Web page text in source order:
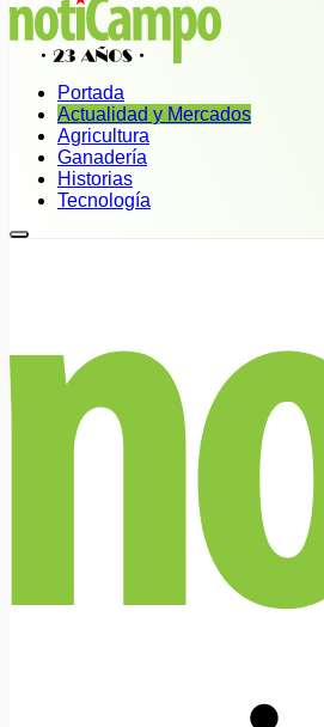
Portada
Actualidad y Mercados
Agricultura
Ganadería
Historias
Tecnología